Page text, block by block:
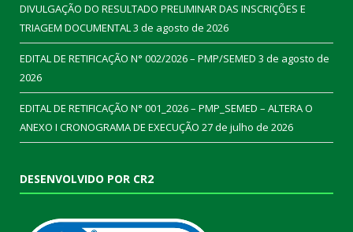
DIVULGAÇÃO DO RESULTADO PRELIMINAR DAS INSCRIÇÕES E
TRIAGEM DOCUMENTAL3 de agosto de 2026
EDITAL DE RETIFICAÇÃO N° 002/2026 – PMP/SEMED 3 de agosto de
2026
EDITAL DE RETIFICAÇÃO N° 001_2026 – PMP_SEMED – ALTERA O
ANEXO I CRONOGRAMA DE EXECUÇÃO 27 de julho de 2026
DESENVOLVIDO POR CR2